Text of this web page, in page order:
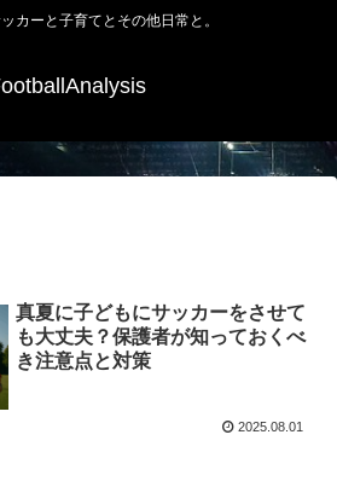
カーと子育てとその他日常と。
真夏に子どもにサッカーをさせて
も大丈夫？保護者が知っておくべ
き注意点と対策
2025.08.01